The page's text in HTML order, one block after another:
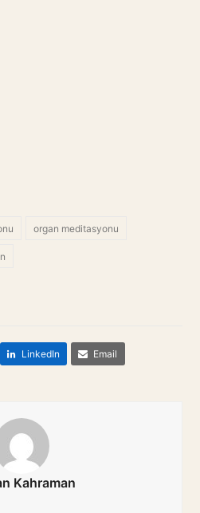
organ meditasyonu
LinkedIn Email
Kahraman